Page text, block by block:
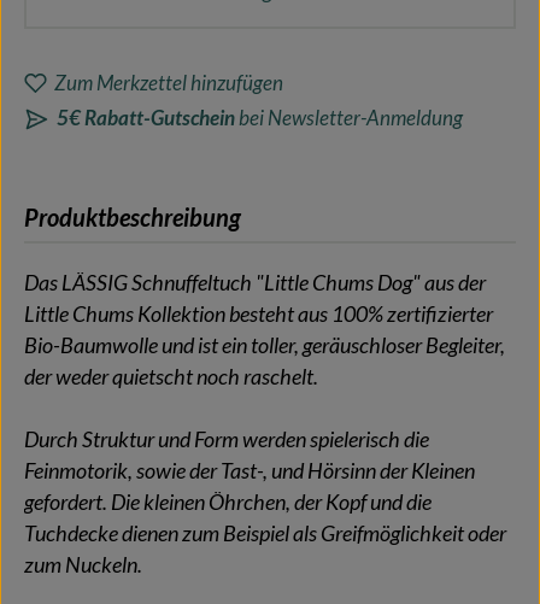
Zum Merkzettel hinzufügen
5€ Rabatt-Gutscheinbei Newsletter-Anmeldung
Produktbeschreibung
Das LÄSSIG Schnuffeltuch "Little Chums Dog" aus der
Little Chums Kollektion besteht aus 100% zertifizierter
Bio-Baumwolle und ist ein toller, geräuschloser Begleiter,
der weder quietscht noch raschelt.
Durch Struktur und Form werden spielerisch die
Feinmotorik, sowie der Tast-, und Hörsinn der Kleinen
gefordert. Die kleinen Öhrchen, der Kopf und die
Tuchdecke dienen zum Beispiel als Greifmöglichkeit oder
zum Nuckeln.